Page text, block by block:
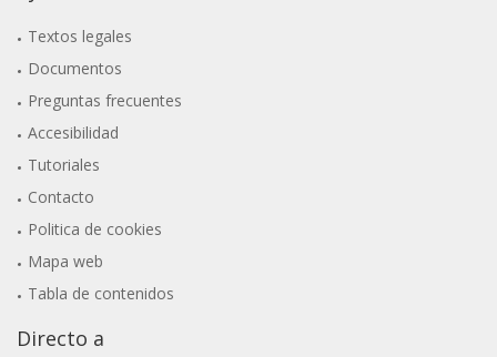
Textos legales
Documentos
Preguntas frecuentes
Accesibilidad
Tutoriales
Contacto
Politica de cookies
Mapa web
Tabla de contenidos
Directo a